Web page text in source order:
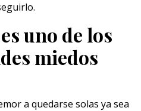
uno de los
miedos
a quedarse solas ya sea